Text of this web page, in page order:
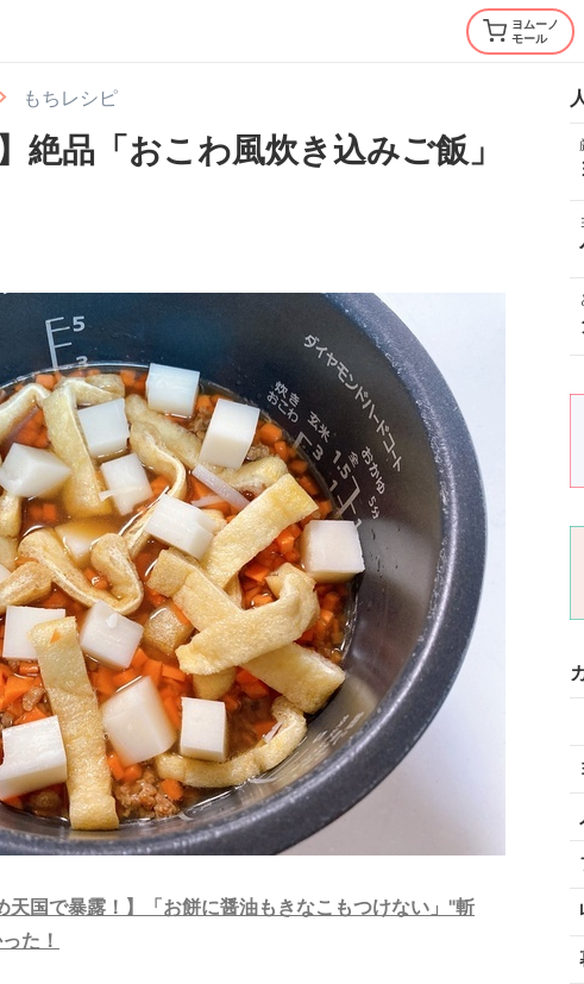
ヨムーノ
モール
もちレシピ
絶品「おこわ風炊き込みご飯」
天国で暴露！】「お餅に醤油もきなこもつけない」"斬
た！